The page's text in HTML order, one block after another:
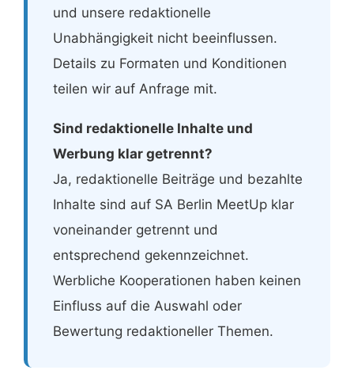
und unsere redaktionelle
Unabhängigkeit nicht beeinflussen.
Details zu Formaten und Konditionen
teilen wir auf Anfrage mit.
Sind redaktionelle Inhalte und
Werbung klar getrennt?
Ja, redaktionelle Beiträge und bezahlte
Inhalte sind auf SA Berlin MeetUp klar
voneinander getrennt und
entsprechend gekennzeichnet.
Werbliche Kooperationen haben keinen
Einfluss auf die Auswahl oder
Bewertung redaktioneller Themen.